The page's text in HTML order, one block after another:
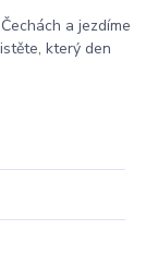
a jezdíme
který den